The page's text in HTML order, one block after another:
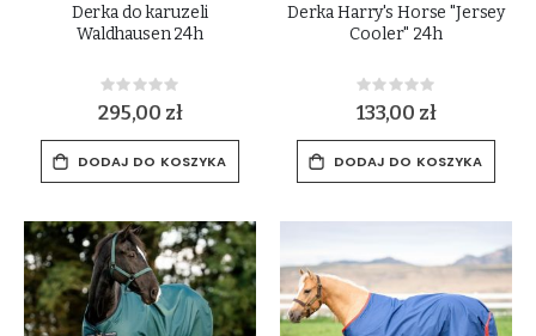
Derka do karuzeli
Waldhausen 24h
Rating:
0%
295,00 zł
DODAJ DO KOSZYKA
Derka Harry's Horse "Jersey
Cooler" 24h
Rating:
0%
133,00 zł
DODAJ DO KOSZYKA